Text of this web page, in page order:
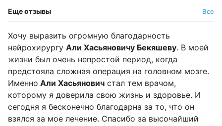
Еще отзывы Все
Хочу выразить огромную благодарность
нейрохирургу Али Хасьяновичу Бекяшеву. В моей
жизни был очень непростой период, когда
предстояла сложная операция на головном мозге.
Именно Али Хасьянович стал тем врачом,
которому я доверила свою жизнь и здоровье. И
сегодня я бесконечно благодарна за то, что он
взялся за мое лечение. Спасибо за высочайший